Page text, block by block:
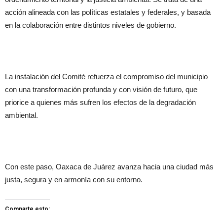
acción alineada con las políticas estatales y federales, y basada
en la colaboración entre distintos niveles de gobierno.
La instalación del Comité refuerza el compromiso del municipio
con una transformación profunda y con visión de futuro, que
priorice a quienes más sufren los efectos de la degradación
ambiental.
Con este paso, Oaxaca de Juárez avanza hacia una ciudad más
justa, segura y en armonía con su entorno.